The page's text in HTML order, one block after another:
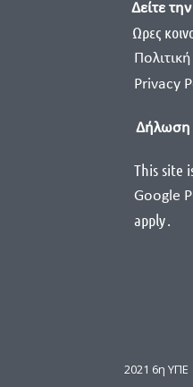
Δείτε
Ωρες
Privacy
Δήλωση
This site
Google
apply.
2021 6η ΥΠΕ